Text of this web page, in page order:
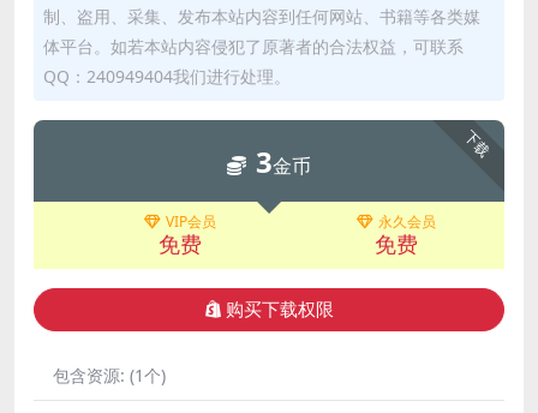
制、盗用、采集、发布本站内容到任何网站、书籍等各类媒
体平台。如若本站内容侵犯了原著者的合法权益，可联系
QQ：240949404我们进行处理。
下载
3金币
VIP会员
免费
永久会员
免费
购买下载权限
包含资源: (1个)